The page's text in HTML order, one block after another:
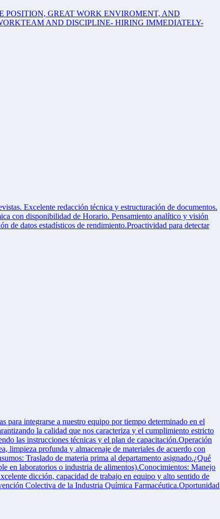
POSITION, GREAT WORK ENVIROMENT, AND
AND DISCIPLINE- HIRING IMMEDIATELY-
Excelente redacción técnica y estructuración de documentos.
con disponibilidad de Horario. Pensamiento analítico y visión
de datos estadísticos de rendimiento.Proactividad para detectar
para integrarse a nuestro equipo por tiempo determinado en el
la calidad que nos caracteriza y el cumplimiento estricto
las instrucciones técnicas y el plan de capacitación.Operación
limpieza profunda y almacenaje de materiales de acuerdo con
Traslado de materia prima al departamento asignado.¿Qué
en laboratorios o industria de alimentos).Conocimientos: Manejo
dicción, capacidad de trabajo en equipo y alto sentido de
Colectiva de la Industria Química Farmacéutica.Oportunidad